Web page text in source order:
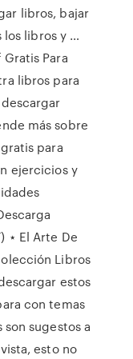
libros, bajar
los libros y …
Para
libros para
más sobre
para
ejercicios y
⋆ El Arte De
Libros
estos
con temas
sugestos a
esto no